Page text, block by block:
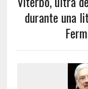
durante una